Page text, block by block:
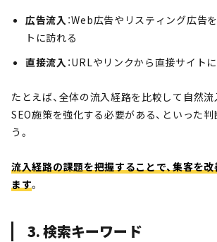
広告流入 ：Web広告やリスティング広告
トに訪れる
直接流入 ：URLやリンクから直接サイト
たとえば、全体の流入経路を比較して自然流
SEO施策を強化する必要がある、といった
う。
流入経路の課題を把握することで、集客を
ます。
3. 検索キーワード